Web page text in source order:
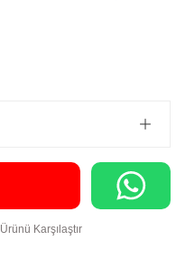
Ürünü Karşılaştır